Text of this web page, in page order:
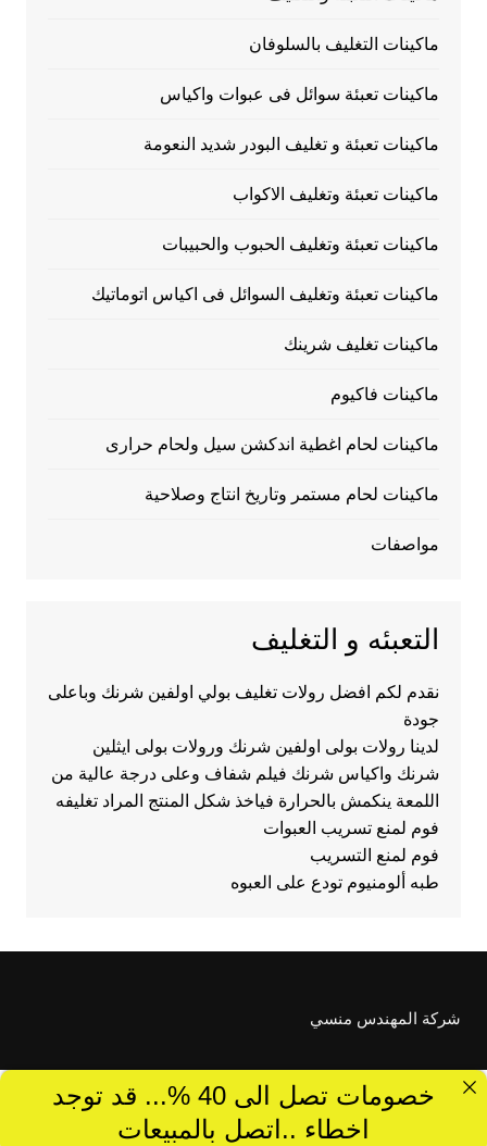
ماكينات التغليف بالسلوفان
ماكينات تعبئة سوائل فى عبوات واكياس
ماكينات تعبئة و تغليف البودر شديد النعومة
ماكينات تعبئة وتغليف الاكواب
ماكينات تعبئة وتغليف الحبوب والحبيبات
ماكينات تعبئة وتغليف السوائل فى اكياس اتوماتيك
ماكينات تغليف شرينك
ماكينات فاكيوم
ماكينات لحام اغطية اندكشن سيل ولحام حرارى
ماكينات لحام مستمر وتاريخ انتاج وصلاحية
مواصفات
التعبئه و التغليف
نقدم لكم افضل رولات تغليف بولي اولفين شرنك وباعلى
جودة
لدينا رولات بولى اولفين شرنك ورولات بولى ايثلين
شرنك واكياس شرنك فيلم شفاف وعلى درجة عالية من
اللمعة ينكمش بالحرارة فياخذ شكل المنتج المراد تغليفه
فوم لمنع تسريب العبوات
فوم لمنع التسريب
طبه ألومنيوم تودع على العبوه
شركة المهندس منسي
خصومات تصل الى 40 %... قد توجد
اخطاء ..اتصل بالمبيعات